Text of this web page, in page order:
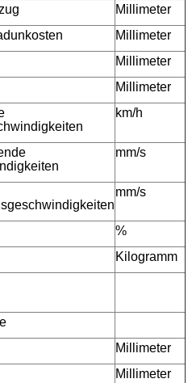
Millimeter
Millimeter
Millimeter
Millimeter
km/h
mm/s
mm/s
%
Kilogramm
Millimeter
Millimeter